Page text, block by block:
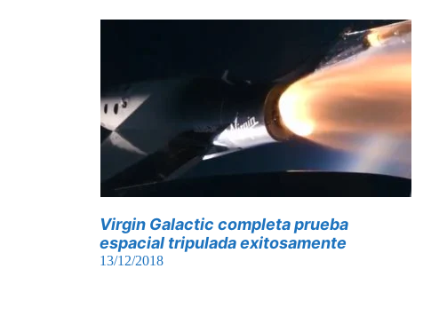
Virgin Galactic completa prueba
espacial tripulada exitosamente
13/12/2018